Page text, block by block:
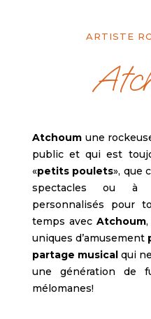
ARTISTE
Atchoumune
public et qui est
«petits poulets», que
spectacles ou à
personnalisés pour
temps avec Atchoum,
uniques d’amusement
partage musical qui
une génération de
mélomanes!